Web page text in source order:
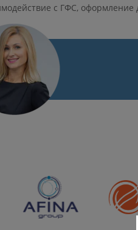
с ГФС, оформление